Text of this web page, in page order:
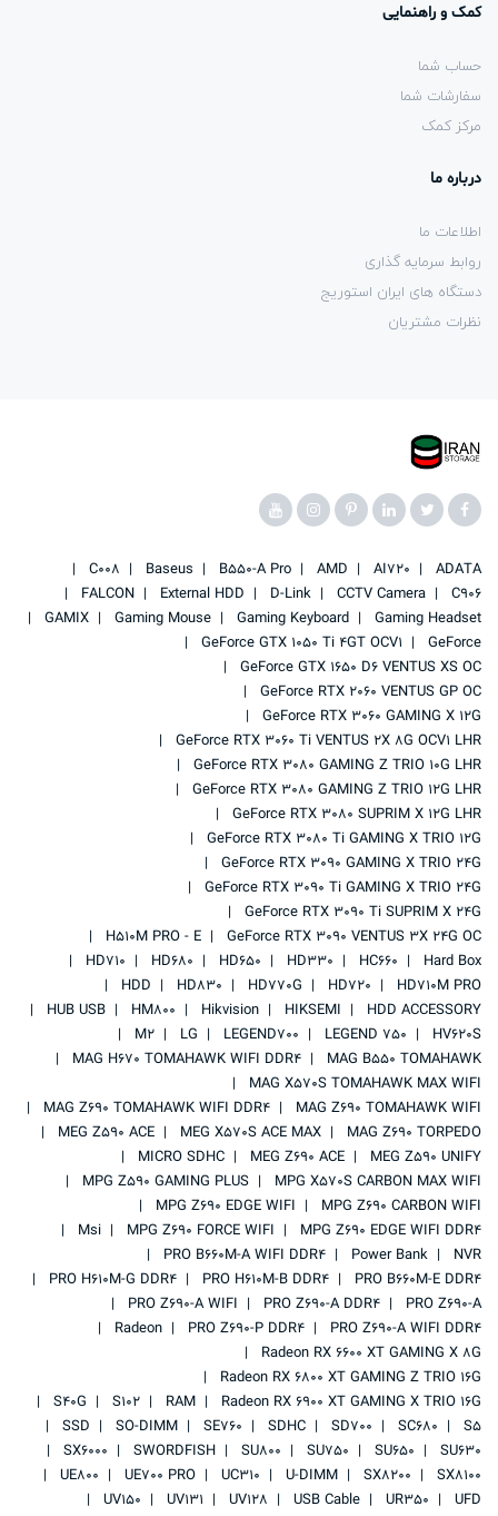
کمک و راهنمایی
حساب شما
سفارشات شما
مرکز کمک
درباره ما
اطلاعات ما
روابط سرمایه گذاری
دستگاه های ایران استوریج
نظرات مشتریان
ADATA
AI720
AMD
B550-A Pro
Baseus
C008
C906
CCTV Camera
D-Link
External HDD
FALCON
Gaming Headset
Gaming Keyboard
Gaming Mouse
GAMIX
GeForce
GeForce GTX 1050 Ti 4GT OCV1
GeForce GTX 1650 D6 VENTUS XS OC
GeForce RTX 2060 VENTUS GP OC
GeForce RTX 3060 GAMING X 12G
GeForce RTX 3060 Ti VENTUS 2X 8G OCV1 LHR
GeForce RTX 3080 GAMING Z TRIO 10G LHR
GeForce RTX 3080 GAMING Z TRIO 12G LHR
GeForce RTX 3080 SUPRIM X 12G LHR
GeForce RTX 3080 Ti GAMING X TRIO 12G
GeForce RTX 3090 GAMING X TRIO 24G
GeForce RTX 3090 Ti GAMING X TRIO 24G
GeForce RTX 3090 Ti SUPRIM X 24G
GeForce RTX 3090 VENTUS 3X 24G OC
H510M PRO - E
Hard Box
HC660
HD330
HD650
HD680
HD710
HD710M PRO
HD720
HD770G
HD830
HDD
HDD ACCESSORY
HIKSEMI
Hikvision
HM800
HUB USB
HV620S
LEGEND 750
LEGEND700
LG
M2
MAG B550 TOMAHAWK
MAG H670 TOMAHAWK WIFI DDR4
MAG X570S TOMAHAWK MAX WIFI
MAG Z690 TOMAHAWK WIFI
MAG Z690 TOMAHAWK WIFI DDR4
MAG Z690 TORPEDO
MEG X570S ACE MAX
MEG Z590 ACE
MEG Z590 UNIFY
MEG Z690 ACE
MICRO SDHC
MPG X570S CARBON MAX WIFI
MPG Z590 GAMING PLUS
MPG Z690 CARBON WIFI
MPG Z690 EDGE WIFI
MPG Z690 EDGE WIFI DDR4
MPG Z690 FORCE WIFI
Msi
NVR
Power Bank
PRO B660M-A WIFI DDR4
PRO B660M-E DDR4
PRO H610M-B DDR4
PRO H610M-G DDR4
PRO Z690-A
PRO Z690-A DDR4
PRO Z690-A WIFI
PRO Z690-A WIFI DDR4
PRO Z690-P DDR4
Radeon
Radeon RX 6600 XT GAMING X 8G
Radeon RX 6800 XT GAMING Z TRIO 16G
Radeon RX 6900 XT GAMING X TRIO 16G
RAM
S102
S40G
S5
SC680
SD700
SDHC
SE760
SO-DIMM
SSD
SU630
SU650
SU750
SU800
SWORDFISH
SX6000
SX8100
SX8200
U-DIMM
UC310
UE700 PRO
UE800
UFD
UR350
USB Cable
UV128
UV131
UV150